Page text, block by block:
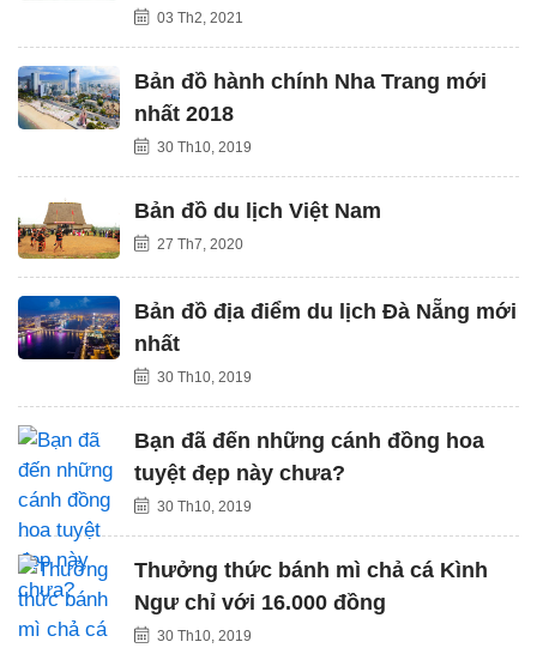
03 Th2, 2021
Bản đồ hành chính Nha Trang mới
nhất 2018
30 Th10, 2019
Bản đồ du lịch Việt Nam
27 Th7, 2020
Bản đồ địa điểm du lịch Đà Nẵng mới
nhất
30 Th10, 2019
Bạn đã đến những cánh đồng hoa
tuyệt đẹp này chưa?
30 Th10, 2019
Thưởng thức bánh mì chả cá Kình
Ngư chỉ với 16.000 đồng
30 Th10, 2019